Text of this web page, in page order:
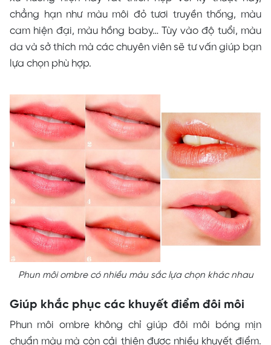
chẳng hạn như màu môi đỏ tươi truyền thống, màu
cam hiện đại, màu hồng baby… Tùy vào độ tuổi, màu
da và sở thích mà các chuyên viên sẽ tư vấn giúp bạn
lựa chọn phù hợp.
Phun môi ombre có nhiều màu sắc lựa chọn khác nhau
Giúp khắc phục các khuyết điểm đôi môi
Phun môi ombre không chỉ giúp đôi môi bóng mịn
chuẩn màu mà còn cải thiện được nhiều khuyết điểm.